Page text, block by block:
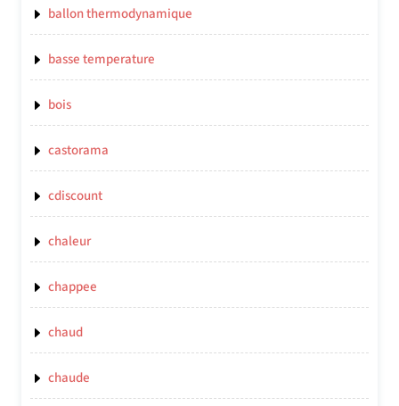
ballon thermodynamique
basse temperature
bois
castorama
cdiscount
chaleur
chappee
chaud
chaude